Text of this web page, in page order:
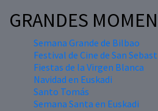
GRANDES
Semana Grande de Bilbao
Festival de Cine de San
Fiestas de la Virgen Blanca
Navidad en Euskadi
Santo Tomás
Semana Santa en Euskadi